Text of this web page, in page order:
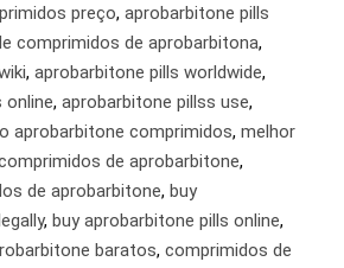
preço, aprobarbitone pills
comprimidos de aprobarbitona,
, aprobarbitone pills worldwide,
online, aprobarbitone pillss use,
aprobarbitone comprimidos, melhor
de aprobarbitone,
de aprobarbitone, buy
, buy aprobarbitone pills online,
baratos, comprimidos de